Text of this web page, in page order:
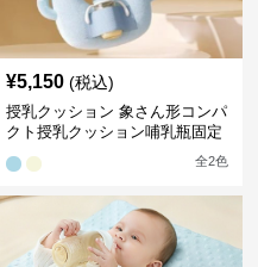
¥5,150 (税込)
授乳クッション 象さん形コンパ
クト授乳クッション哺乳瓶固定
全2色